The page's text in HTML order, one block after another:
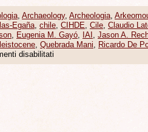
, Archaeology, Archeologia,
Egaña, chile, CIHDE, Cile, Claudio
, Eugenia M. Gayó, IAI , Jason A.
, Quebrada Mani, Ricardo De
disabilitati